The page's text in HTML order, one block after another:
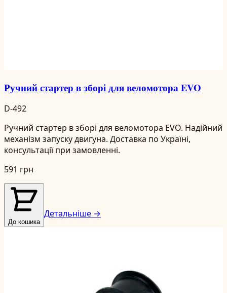
Ручний стартер в зборі для веломотора EVO
D-492
Ручний стартер в зборі для веломотора EVO. Надійний
механізм запуску двигуна. Доставка по Україні,
консультації при замовленні.
591 грн
До кошика
Детальніше →